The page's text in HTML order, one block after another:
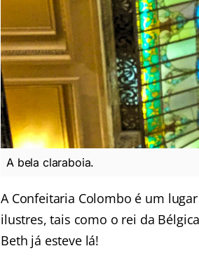
A bela claraboia.
A Confeitaria Colombo é um
ilustres, tais como o rei da
Beth já esteve lá!